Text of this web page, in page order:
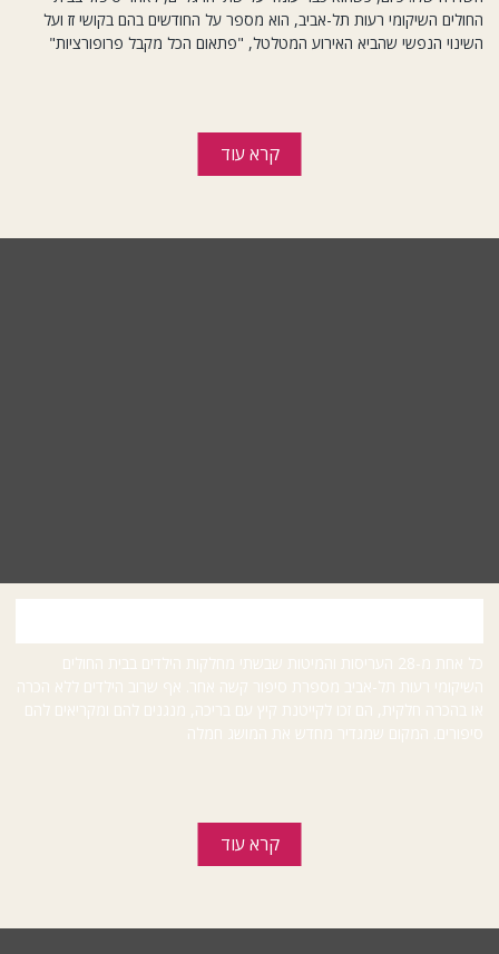
החולים השיקומי רעות תל-אביב, הוא מספר על החודשים בהם בקושי זז ועל
השינוי הנפשי שהביא האירוע המטלטל, "פתאום הכל מקבל פרופורציות"
קרא עוד
כל אחת מ-28 העריסות והמיטות שבשתי מחלקות הילדים בבית החולים
השיקומי רעות תל-אביב מספרת סיפור קשה אחר. אף שרוב הילדים ללא הכרה
או בהכרה חלקית, הם זכו לקייטנת קיץ עם בריכה, מנגנים להם ומקריאים להם
סיפורים. המקום שמגדיר מחדש את המושג חמלה
קרא עוד